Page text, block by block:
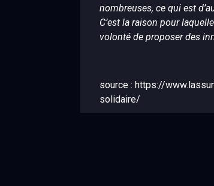
nombreuses, ce qui est
C’est la raison pour
volonté de proposer des
source : https://
solidaire/